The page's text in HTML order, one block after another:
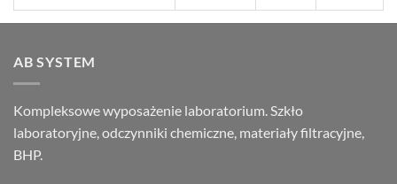
AB SYSTEM
Kompleksowe wyposażenie laboratorium. Szkło
laboratoryjne, odczynniki chemiczne, materiały filtracyjne,
BHP.